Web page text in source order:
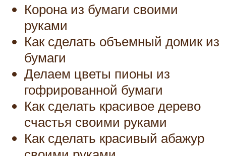
Корона из бумаги своими
руками
Как сделать объемный домик из
бумаги
Делаем цветы пионы из
гофрированной бумаги
Как сделать красивое дерево
счастья своими руками
Как сделать красивый абажур